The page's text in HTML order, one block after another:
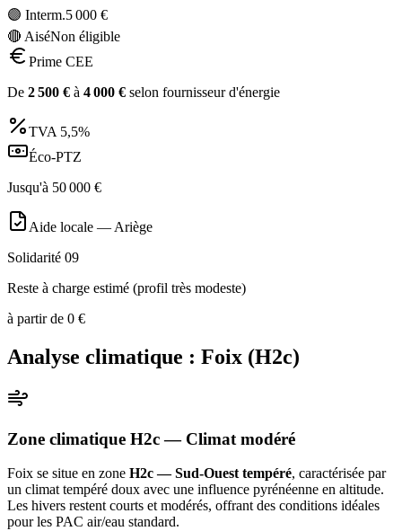
🟣 Interm.5 000 €
🔴 AiséNon éligible
Prime CEE
De 2 500 € à 4 000 € selon fournisseur d'énergie
TVA 5,5%
Éco-PTZ
Jusqu'à 50 000 €
Aide locale — Ariège
Solidarité 09
Reste à charge estimé (profil très modeste)
à partir de 0 €
Analyse climatique : Foix (H2c)
Zone climatique H2c— Climat modéré
Foix se situe en zone H2c — Sud-Ouest tempéré, caractérisée par
un climat tempéré doux avec une influence pyrénéenne en altitude.
Les hivers restent courts et modérés, offrant des conditions idéales
pour les PAC air/eau standard.